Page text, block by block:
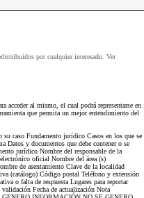
por cualquier interesado. Ver
acceder al mismo, el cual podrá representarse en
que permita un mejor entendimiento del
caso Fundamento jurídico Casos en los que se
Datos y documentos que debe contener o se
jurídico Nombre del responsable de la
oficial Nombre del área (s)
de asentamiento Clave de la localidad
(catálogo) Código postal Teléfono y extensión
o falta de respuesta Lugares para reportar
Fecha de actualización Nota